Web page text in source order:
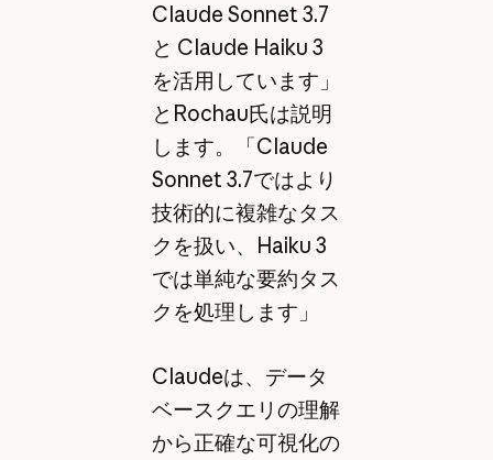
Claude Sonnet 3.7
と Claude Haiku 3
を活用しています」
とRochau氏は説明
します。「Claude
Sonnet 3.7ではより
技術的に複雑なタス
クを扱い、Haiku 3
では単純な要約タス
クを処理します」
Claudeは、データ
ベースクエリの理解
から正確な可視化の